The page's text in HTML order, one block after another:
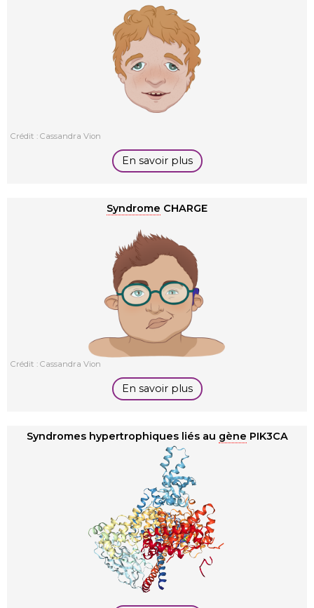
Crédit : Cassandra Vion
En savoir plus
Syndrome CHARGE
Crédit : Cassandra Vion
En savoir plus
Syndromes hypertrophiques liés au gène PIK3CA